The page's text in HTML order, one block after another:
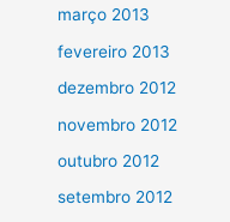
março 2013
fevereiro 2013
dezembro 2012
novembro 2012
outubro 2012
setembro 2012